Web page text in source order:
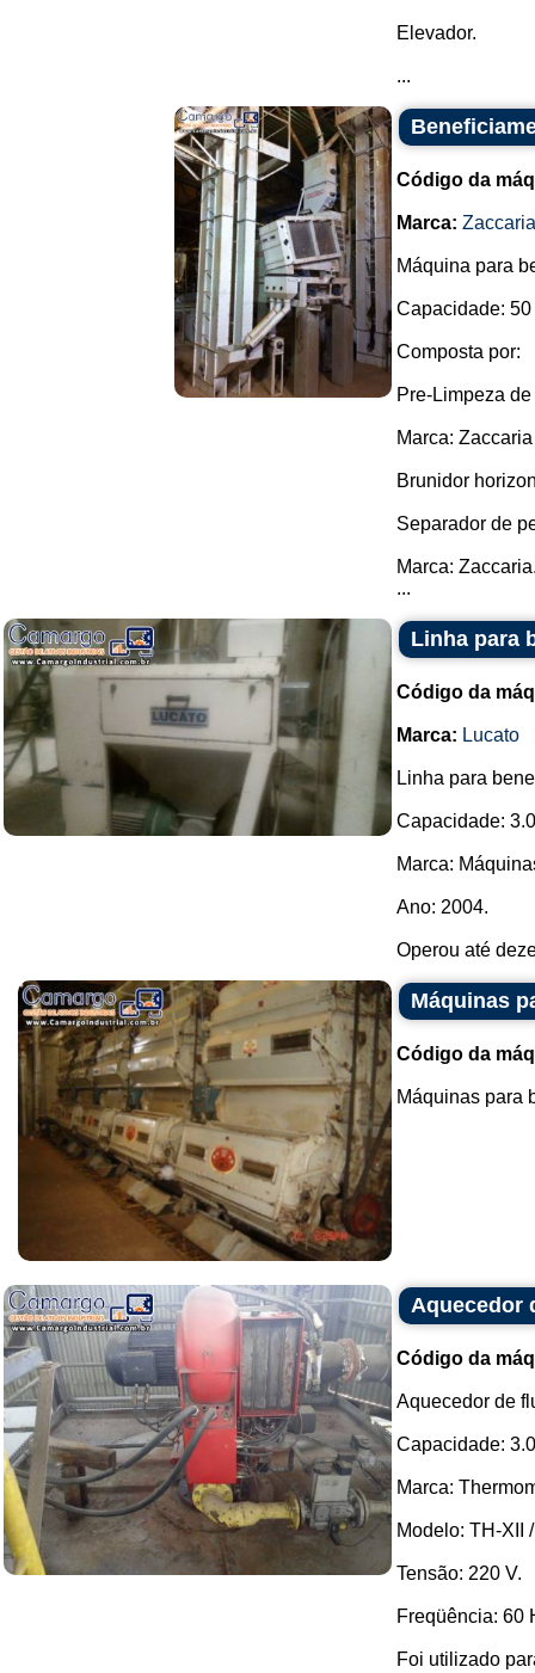
Elevador.
...
Código da
Marca: Zaccaria
Máquina para
Capacidade:
Composta por:
Pre-Limpeza
Marca: Zaccaria
Brunidor
Separador de
Marca:
...
Linha para
Código da
Marca: Lucato
Linha para
Capacidade:
Marca:
Ano: 2004.
Operou até
Máquinas
Código da
Máquinas para
Aquecedor
Código da
Aquecedor de
Capacidade:
Marca:
Modelo: TH-XII
Tensão: 220 V.
Freqüência: 60
Foi utilizado